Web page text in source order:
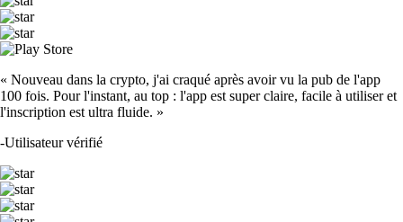
« Nouveau dans la crypto, j'ai craqué après avoir vu la pub de l'app
100 fois. Pour l'instant, au top : l'app est super claire, facile à utiliser et
l'inscription est ultra fluide. »
-Utilisateur vérifié